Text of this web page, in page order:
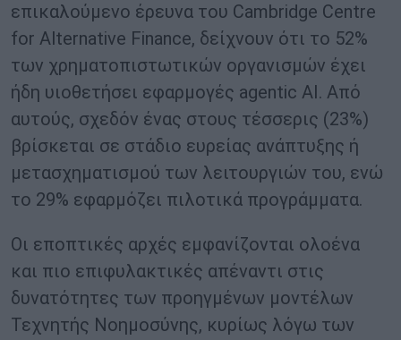
επικαλούμενο έρευνα του Cambridge Centre
for Alternative Finance, δείχνουν ότι το 52%
των χρηματοπιστωτικών οργανισμών έχει
ήδη υιοθετήσει εφαρμογές agentic AI. Από
αυτούς, σχεδόν ένας στους τέσσερις (23%)
βρίσκεται σε στάδιο ευρείας ανάπτυξης ή
μετασχηματισμού των λειτουργιών του, ενώ
το 29% εφαρμόζει πιλοτικά προγράμματα.
Οι εποπτικές αρχές εμφανίζονται ολοένα
και πιο επιφυλακτικές απέναντι στις
δυνατότητες των προηγμένων μοντέλων
Τεχνητής Νοημοσύνης, κυρίως λόγω των